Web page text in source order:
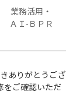
業務活用・
ＡＩ-ＢＰＲ
ありがとうござ
をご確認いただ